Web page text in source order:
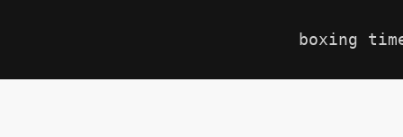
boxing